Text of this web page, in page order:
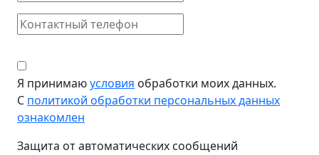
Я принимаюусловия обработки моих данных.
С политикой обработки персональных данных
ознакомлен
Защита от автоматических сообщений